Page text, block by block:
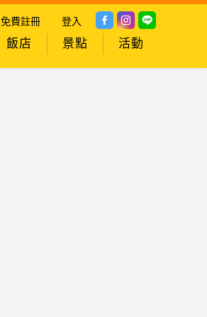
免費註冊 登入
飯店 景點 活動